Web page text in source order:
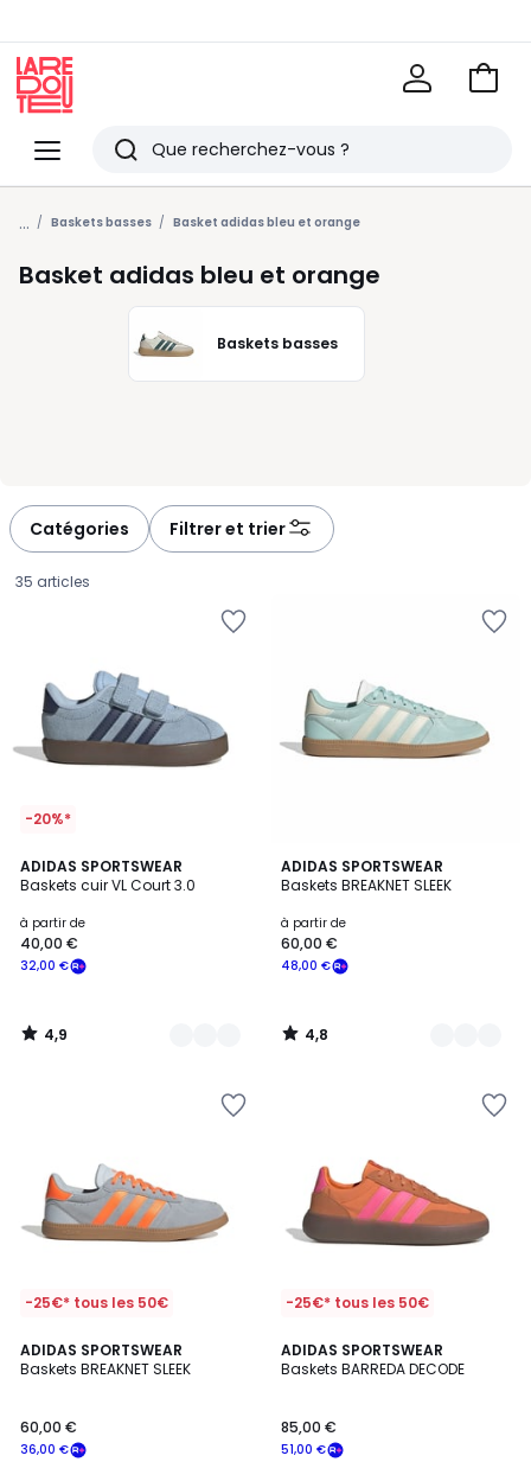
Menu
Redoute
Rechercher
Derniers
articles
vus
Voir
... Baskets basses Basket adidas bleu et orange
Basket adidas bleu et orange
Baskets basses
Catégories Filtrer et trier
35 articles
-20%*
ADIDAS SPORTSWEAR
Baskets cuir VL Court 3.0
Prix
à
partir
40,00
€
payer
la
€.
à partir de
32,00 €
40,00 €
4,9
/ 5
10
Couleurs
4,9
/
ADIDAS SPORTSWEAR
Baskets BREAKNET SLEEK
à partir de
48,00 €
60,00 €
4,8
/ 5
22
Couleurs
4,8
/
-25€* tous les 50€
ADIDAS SPORTSWEAR
Baskets BREAKNET SLEEK
36,00 €
60,00 €
4,8
/ 5
4
Couleurs
-25€* tous les 50€
ADIDAS SPORTSWEAR
Baskets BARREDA DECODE
51,00 €
85,00 €
4,8
/ 5
3
Couleurs